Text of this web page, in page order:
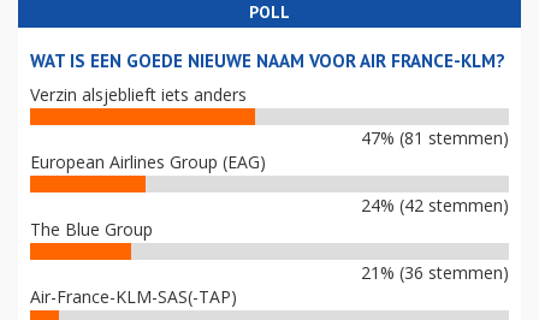
POLL
WAT IS EEN GOEDE NIEUWE NAAM VOOR AIR FRANCE-KLM?
Verzin alsjeblieft iets anders
47% (81 stemmen)
European Airlines Group (EAG)
24% (42 stemmen)
The Blue Group
21% (36 stemmen)
Air-France-KLM-SAS(-TAP)